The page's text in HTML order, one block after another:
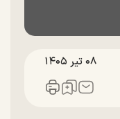
۰۸ تير ۱۴۰۵